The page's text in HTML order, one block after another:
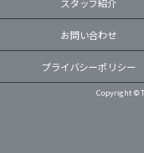
お問い合わせ
プライバシーポリシー
Copyright ©